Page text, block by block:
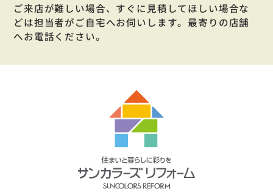
ご来店が難しい場合、すぐに見積してほしい場合な
どは担当者がご自宅へお伺いします。最寄りの店舗
へお電話ください。